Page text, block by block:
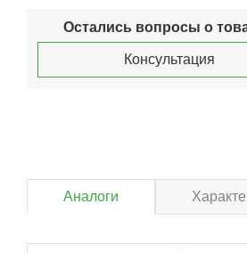
Остались вопросы о
Консультация
Аналоги